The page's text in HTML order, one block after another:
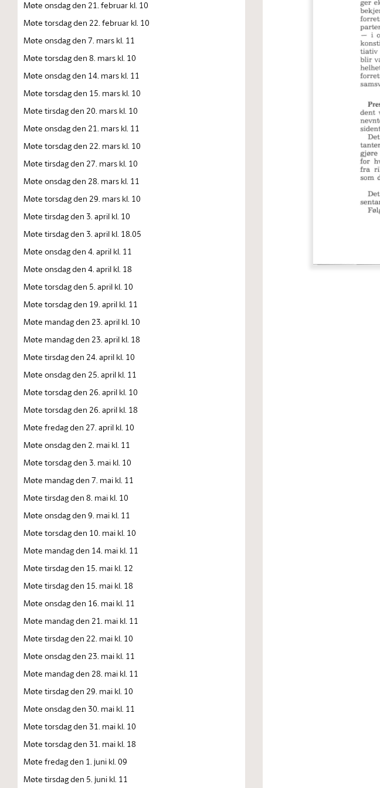
Møte onsdag den 21. februar kl. 10
Møte torsdag den 22. februar kl. 10
Møte onsdag den 7. mars kl. 11
Møte torsdag den 8. mars kl. 10
Møte onsdag den 14. mars kl. 11
Møte torsdag den 15. mars kl. 10
Møte tirsdag den 20. mars kl. 10
Møte onsdag den 21. mars kl. 11
Møte torsdag den 22. mars kl. 10
Møte tirsdag den 27. mars kl. 10
Møte onsdag den 28. mars kl. 11
Møte torsdag den 29. mars kl. 10
Møte tirsdag den 3. april kl. 10
Møte tirsdag den 3. april kl. 18.05
Møte onsdag den 4. april kl. 11
Møte onsdag den 4. april kl. 18
Møte torsdag den 5. april kl. 10
Møte torsdag den 19. april kl. 11
Møte mandag den 23. april kl. 10
Møte mandag den 23. april kl. 18
Møte tirsdag den 24. april kl. 10
Møte onsdag den 25. april kl. 11
Møte torsdag den 26. april kl. 10
Møte torsdag den 26. april kl. 18
Møte fredag den 27. april kl. 10
Møte onsdag den 2. mai kl. 11
Møte torsdag den 3. mai kl. 10
Møte mandag den 7. mai kl. 11
Møte tirsdag den 8. mai kl. 10
Møte onsdag den 9. mai kl. 11
Møte torsdag den 10. mai kl. 10
Møte mandag den 14. mai kl. 11
Møte tirsdag den 15. mai kl. 12
Møte tirsdag den 15. mai kl. 18
Møte onsdag den 16. mai kl. 11
Møte mandag den 21. mai kl. 11
Møte tirsdag den 22. mai kl. 10
Møte onsdag den 23. mai kl. 11
Møte mandag den 28. mai kl. 11
Møte tirsdag den 29. mai kl. 10
Møte onsdag den 30. mai kl. 11
Møte torsdag den 31. mai kl. 10
Møte torsdag den 31. mai kl. 18
Møte fredag den 1. juni kl. 09
Møte tirsdag den 5. juni kl. 11